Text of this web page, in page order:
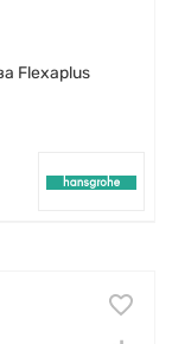
Flexaplus